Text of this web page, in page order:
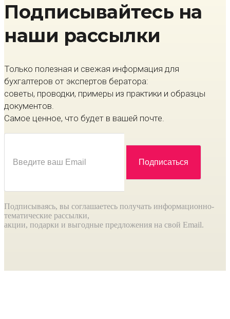
Подписывайтесь на
наши рассылки
Только полезная и свежая информация для
бухгалтеров от экспертов бератора:
советы, проводки, примеры из практики и образцы
документов.
Самое ценное, что будет в вашей почте.
Подписываясь, вы соглашаетесь получать информационно-
тематические рассылки,
акции, подарки и выгодные предложения на свой Email.